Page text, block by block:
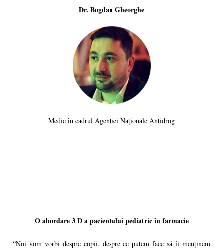
Dr. Bogdan Gheorghe
Medic în cadrul Agenției Naționale Antidrog
O abordare 3 D a pacientului pediatric în farmacie
“Noi vom vorbi despre copii, despre ce putem face să îi menținem